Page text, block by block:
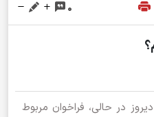
0
در حالی، فراخوان مربوط